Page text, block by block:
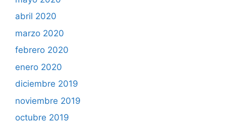
abril 2020
marzo 2020
febrero 2020
enero 2020
diciembre 2019
noviembre 2019
octubre 2019